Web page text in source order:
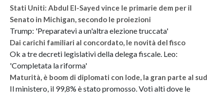
Stati Uniti: Abdul El-Sayed vince le primarie dem per il
Senato in Michigan, secondo le proiezioni
Trump: 'Preparatevi a un'altra elezione truccata'
Dai carichi familiari al concordato, le novità del fisco
Ok a tre decreti legislativi della delega fiscale. Leo:
'Completata la riforma'
Maturità, è boom di diplomati con lode, la gran parte al sud
Il ministero, il 99,8% è stato promosso. Voti alti dove le